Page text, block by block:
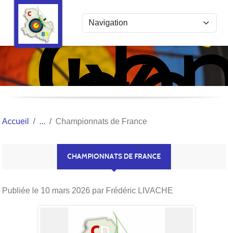
de
Tir
à
Accueil Championnats de France
CHAMPIONNATS DE FRANCE
Publiée le 10 mars 2026 par Frédéric LIVACHE
Panneau de gestion des cookies